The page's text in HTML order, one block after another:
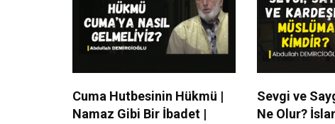
Cuma Hutbesinin Hükmü |
Namaz Gibi Bir İbadet |
Sevgi ve
Ne Olur?